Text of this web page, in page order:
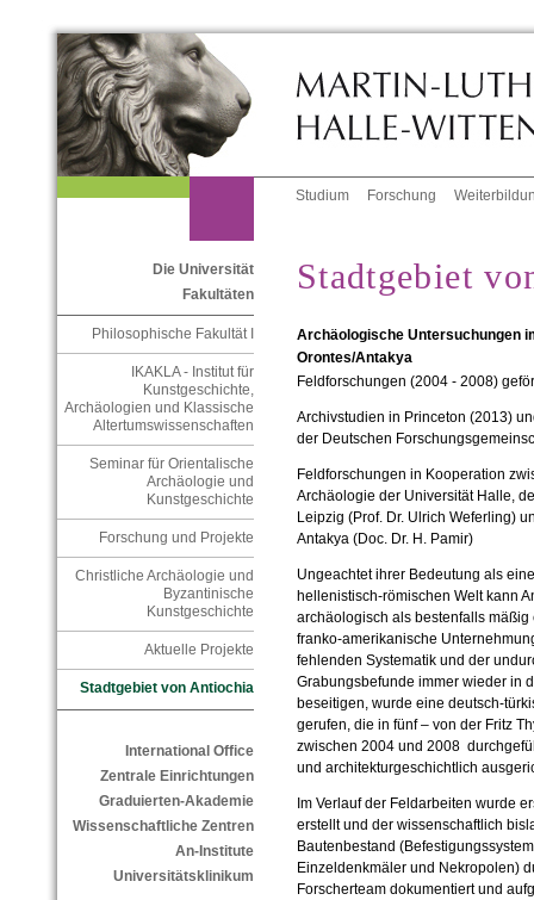
Studium Forschung
Die Universität
Fakultäten
Philosophische Fakultät I
IKAKLA - Institut für
Kunstgeschichte,
Archäologien und Klassische
Altertumswissenschaften
Seminar für Orientalische
Archäologie und
Kunstgeschichte
Forschung und Projekte
Christliche Archäologie und
Byzantinische
Kunstgeschichte
Aktuelle Projekte
Stadtgebiet von Antiochia
International Office
Zentrale Einrichtungen
Graduierten-Akademie
Wissenschaftliche Zentren
An-Institute
Universitätsklinikum
Stadtgebiet
Archäologische Untersuchungen
Orontes/Antakya
Feldforschungen (2004 - 2008)
Archivstudien in Princeton (2013)
der Deutschen
Feldforschungen in Kooperation
Archäologie der Universität Halle,
Leipzig (Prof. Dr. Ulrich Weferling)
Antakya (Doc. Dr. H. Pamir)
Ungeachtet ihrer Bedeutung als
hellenistisch-römischen Welt kann
archäologisch als bestenfalls
franko-amerikanische
fehlenden Systematik und der
Grabungsbefunde immer wieder in
beseitigen, wurde eine deutsch-
gerufen, die in fünf – von der Fritz
zwischen 2004 und 2008
und architekturgeschichtlich
Im Verlauf der Feldarbeiten wurde
erstellt und der wissenschaftlich
Bautenbestand
Einzeldenkmäler und Nekropolen)
Forscherteam dokumentiert und